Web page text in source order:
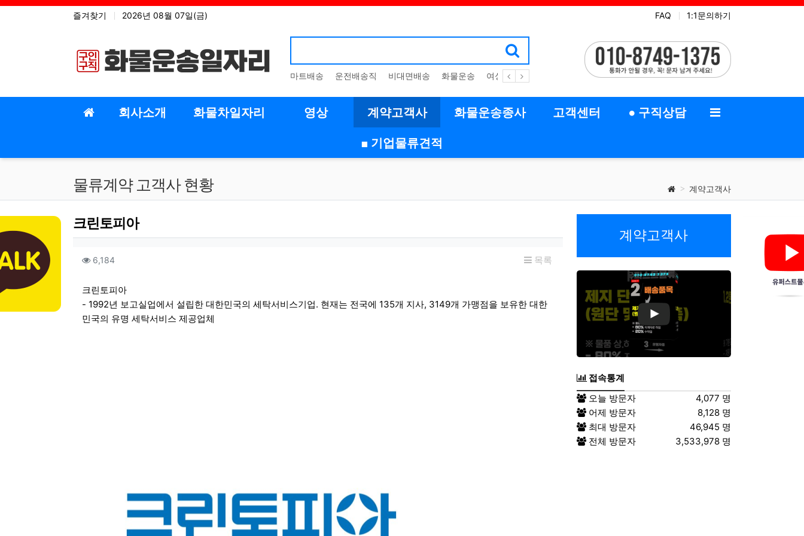
상단 네비 즐겨찾기 2026년 08월 07일(금) FAQ 1:1문의하기
마트배송 운전배송직 비대면배송 화물운송 여성취업 중장년취업
회사소개 화물차일자리 영상 계약고객사 화물운송종사 고객센터 ● 구직상담
■ 기업물류견적
물류계약 고객사 현황 계약고객사
크린토피아
컨텐츠 정보
6,184 목록
본문
크린토피아
- 1992년 보고실업에서 설립한 대한민국의 세탁서비스기업. 현재는 전국에 135개 지사, 3149개 가맹점을 보유한 대한
민국의 유명 세탁서비스 제공업체
계약고객사
접속통계
오늘 방문자
4,077 명
어제 방문자
8,128 명
최대 방문자
46,945 명
전체 방문자
3,533,978 명